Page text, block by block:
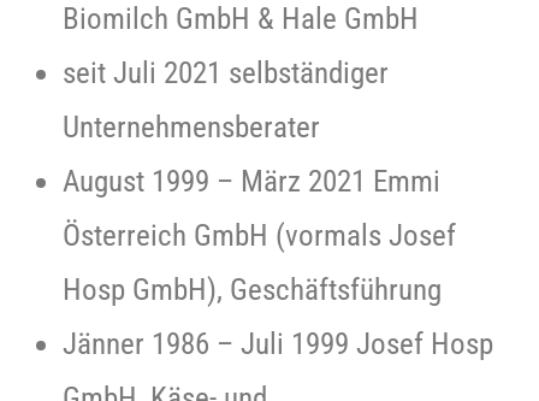
Biomilch GmbH & Hale GmbH
seit Juli 2021 selbständiger
Unternehmensberater
August 1999 – März 2021 Emmi
Österreich GmbH (vormals Josef
Hosp GmbH), Geschäftsführung
Jänner 1986 – Juli 1999 Josef Hosp